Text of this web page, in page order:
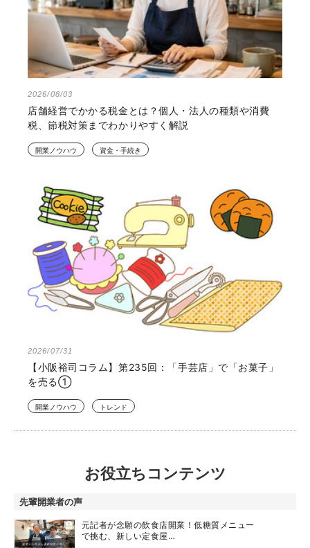
2026/08/03
店舗経営でかかる税金とは？個人・法人の種類や消費
税、節税対策までわかりやすく解説
開業ノウハウ 資金・手続き
2026/07/31
【小阪裕司コラム】第235回：「手芸店」で「お菓子」
を売る①
開業ノウハウ トレンド
お役立ちコンテンツ
先輩開業者の声
元記者が念願の飲食店開業！低糖質メニュー
で挑む、新しい定食屋…